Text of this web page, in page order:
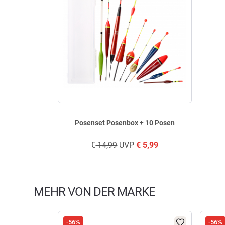
Posenset Posenbox + 10 Posen
€14,99UVP € 5,99
MEHR VON DER MARKE
-56% -56%